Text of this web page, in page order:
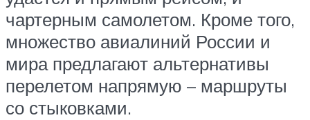
чартерным самолетом. Кроме того,
множество авиалиний России и
мира предлагают альтернативы
перелетом напрямую – маршруты
со стыковками.